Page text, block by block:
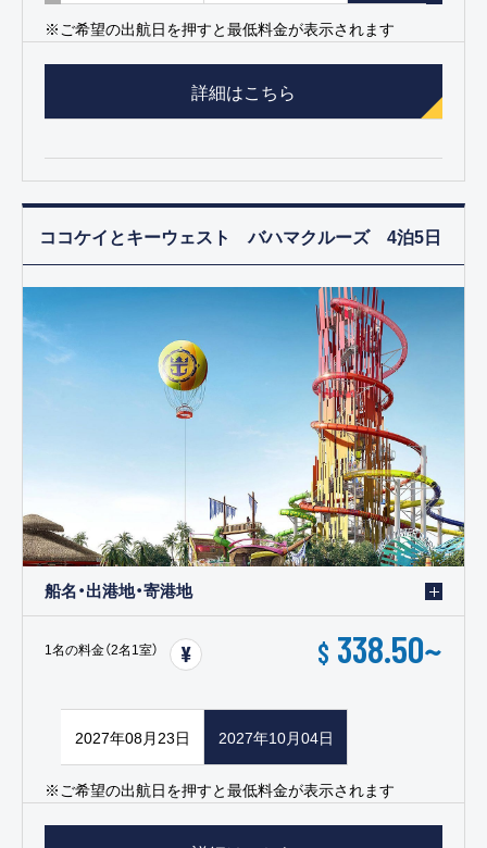
※ご希望の出航日を押すと最低料金が表示されます
詳細はこちら
ココケイとキーウェスト バハマクルーズ 4泊5日
船名・出港地・寄港地
1名の料金（2名1室） $ 338.50~
2027年08月23日 2027年10月04日
※ご希望の出航日を押すと最低料金が表示されます